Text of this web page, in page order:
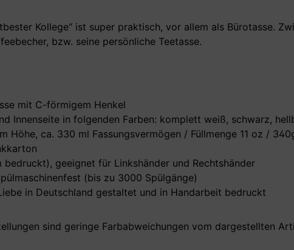
Kollege“ ist super praktisch, vor allem als Bürotasse.
bzw. seine persönliche Teetasse.
mit C-förmigem Henkel
Innenseite in folgenden Farben: komplett weiß, schwarz,
Höhe, ca. 330 ml Fassungsvermögen / Füllmenge 11 oz /
geeignet für Linkshänder und Rechtshänder
(bis zu 3000 Spülgänge)
in Deutschland gestaltet und in Handarbeit bedruckt
sind geringe Farbabweichungen vom dargestellten